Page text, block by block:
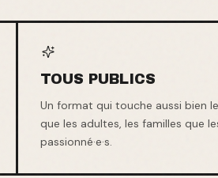
TOUS PUBLICS
Un format qui touche aussi bien
que les adultes, les familles que
passionné·e·s.